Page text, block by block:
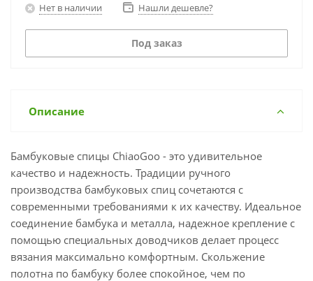
Нет в наличии Нашли дешевле?
Под заказ
Описание
Бамбуковые спицы ChiaoGoo - это удивительное
качество и надежность. Традиции ручного
производства бамбуковых спиц сочетаются с
современными требованиями к их качеству. Идеальное
соединение бамбука и металла, надежное крепление с
помощью специальных доводчиков делает процесс
вязания максимально комфортным. Скольжение
полотна по бамбуку более спокойное, чем по